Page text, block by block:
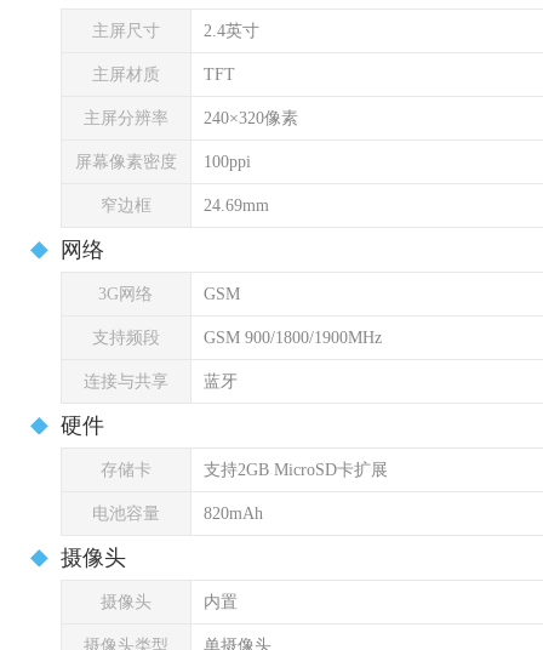
主屏尺寸 2.4英寸
主屏材质 TFT
主屏分辨率 240×320像素
屏幕像素密度 100ppi
窄边框 24.69mm
网络
3G网络 GSM
支持频段 GSM 900/1800/1900MHz
连接与共享 蓝牙
硬件
存储卡 支持2GB MicroSD卡扩展
电池容量 820mAh
摄像头
摄像头 内置
摄像头类型 单摄像头